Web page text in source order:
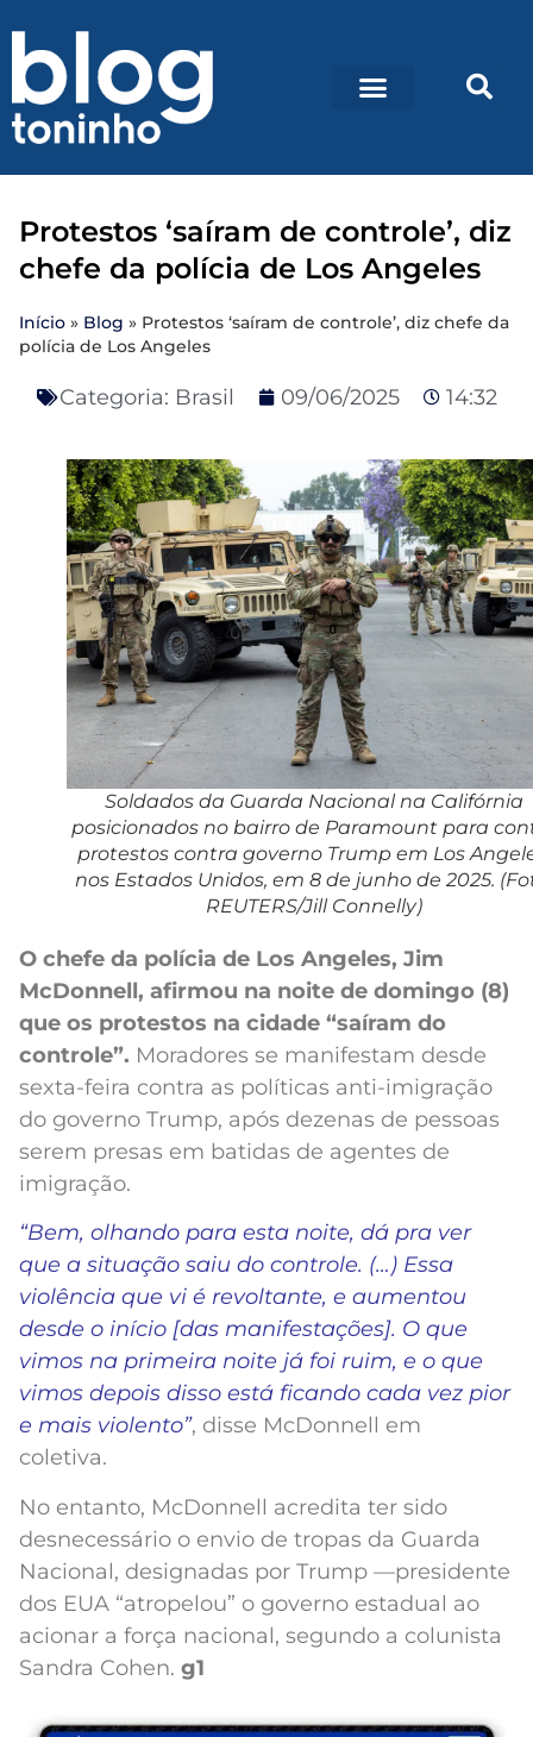
Protestos ‘saíram de controle’, diz
chefe da polícia de Los Angeles
Início » Blog » Protestos ‘saíram de controle’, diz chefe da
polícia de Los Angeles
Categoria: Brasil 09/06/2025 14:32
Soldados da Guarda Nacional na Califórnia
posicionados no bairro de Paramount para
protestos contra governo Trump em Los
nos Estados Unidos, em 8 de junho de 2025.
REUTERS/Jill Connelly)
O chefe da polícia de Los Angeles, Jim
McDonnell, afirmou na noite de domingo (8)
que os protestos na cidade “saíram do
controle”. Moradores se manifestam desde
sexta-feira contra as políticas anti-imigração
do governo Trump, após dezenas de pessoas
serem presas em batidas de agentes de
imigração.
“Bem, olhando para esta noite, dá pra ver
que a situação saiu do controle. (…) Essa
violência que vi é revoltante, e aumentou
desde o início [das manifestações]. O que
vimos na primeira noite já foi ruim, e o que
vimos depois disso está ficando cada vez pior
e mais violento”, disse McDonnell em
coletiva.
No entanto, McDonnell acredita ter sido
desnecessário o envio de tropas da Guarda
Nacional, designadas por Trump —presidente
dos EUA “atropelou” o governo estadual ao
acionar a força nacional, segundo a colunista
Sandra Cohen. g1